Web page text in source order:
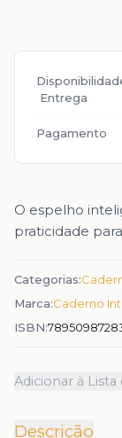
Descrição
Entrega
Pagamento
O espelho
praticidade
Categorias:
Marca:Caderno
ISBN:
Adicionar à Lista